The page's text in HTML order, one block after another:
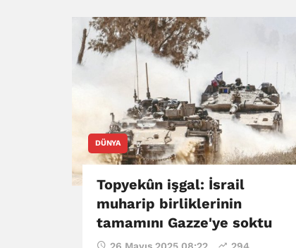
DÜNYA
Topyekûn işgal: İsrail
muharip birliklerinin
tamamını Gazze'ye soktu